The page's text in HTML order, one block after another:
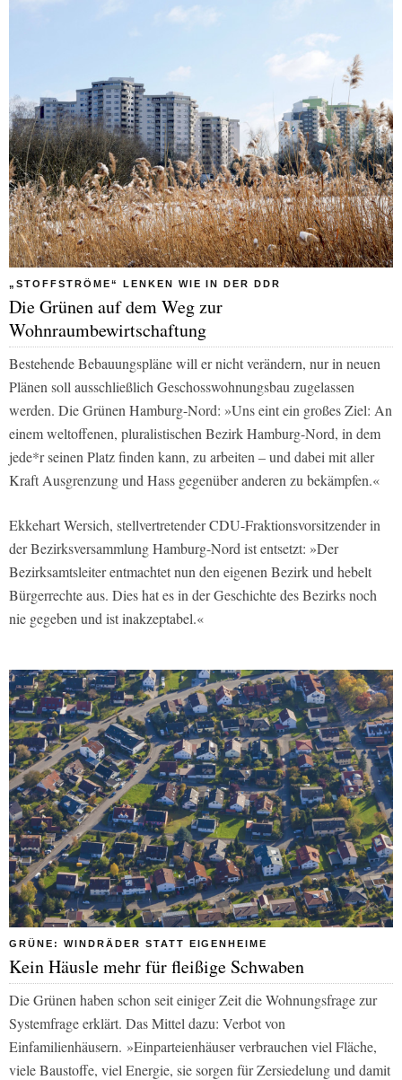
„STOFFSTRÖME“ LENKEN WIE IN DER DDR
Die Grünen auf dem Weg zur
Wohnraumbewirtschaftung
Bestehende Bebauungspläne will er nicht verändern, nur in neuen
Plänen soll ausschließlich Geschosswohnungsbau zugelassen
werden. Die Grünen Hamburg-Nord: »Uns eint ein großes Ziel: An
einem weltoffenen, pluralistischen Bezirk Hamburg-Nord, in dem
jede*r seinen Platz finden kann, zu arbeiten – und dabei mit aller
Kraft Ausgrenzung und Hass gegenüber anderen zu bekämpfen.«
Ekkehart Wersich, stellvertretender CDU-Fraktionsvorsitzender in
der Bezirksversammlung Hamburg-Nord ist entsetzt: »Der
Bezirksamtsleiter entmachtet nun den eigenen Bezirk und hebelt
Bürgerrechte aus. Dies hat es in der Geschichte des Bezirks noch
nie gegeben und ist inakzeptabel.«
GRÜNE: WINDRÄDER STATT EIGENHEIME
Kein Häusle mehr für fleißige Schwaben
Die Grünen haben schon seit einiger Zeit die Wohnungsfrage zur
Systemfrage erklärt. Das Mittel dazu: Verbot von
Einfamilienhäusern. »Einparteienhäuser verbrauchen viel Fläche,
viele Baustoffe, viel Energie, sie sorgen für Zersiedelung und damit